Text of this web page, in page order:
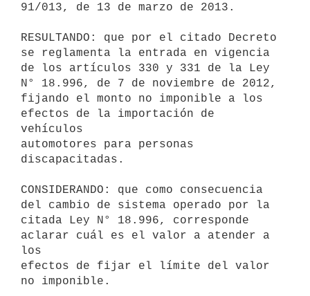
91/013, de 13 de marzo de 2013.
RESULTANDO: que por el citado Decreto
se reglamenta la entrada en vigencia
de los artículos 330 y 331 de la Ley
N° 18.996, de 7 de noviembre de 2012,
fijando el monto no imponible a los
efectos de la importación de
vehículos
automotores para personas
discapacitadas.
CONSIDERANDO: que como consecuencia
del cambio de sistema operado por la
citada Ley N° 18.996, corresponde
aclarar cuál es el valor a atender a
los
efectos de fijar el límite del valor
no imponible.